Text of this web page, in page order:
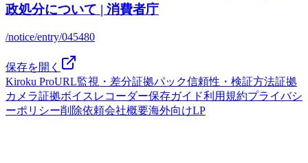
政処分について | 消費者庁
/notice/entry/045480
保存を開く
Kiroku ProURL監視・差分証拠パック信頼性・検証方法証拠
カメラ証拠ボイスレコーダー保存ガイド利用規約プライバシ
ーポリシー削除依頼会社概要海外向けLP